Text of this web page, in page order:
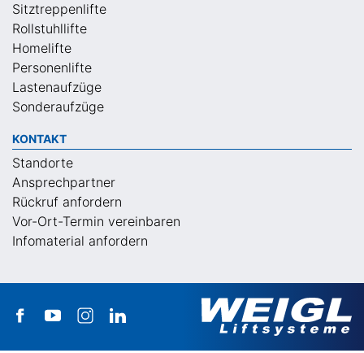
Sitztreppenlifte
Rollstuhllifte
Homelifte
Personenlifte
Lastenaufzüge
Sonderaufzüge
KONTAKT
Standorte
Ansprechpartner
Rückruf anfordern
Vor-Ort-Termin vereinbaren
Infomaterial anfordern